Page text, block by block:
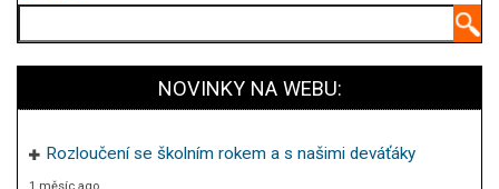
NOVINKY NA WEBU:
Rozloučení se školním rokem a s našimi deváťáky